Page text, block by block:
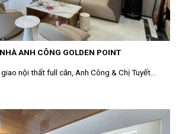
ANH CÔNG GOLDEN POINT
nội thất full căn, Anh Công & Chị Tuyết...